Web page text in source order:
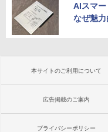
AIスマ
なぜ魅力
本サイトのご利用について
広告掲載のご案内
プライバシーポリシー